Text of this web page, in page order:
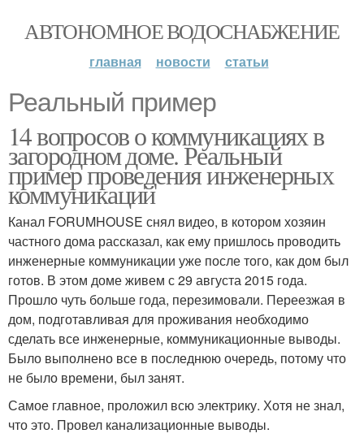
АВТОНОМНОЕ ВОДОСНАБЖЕНИЕ
главная новости статьи
Реальный пример
14 вопросов о коммуникациях в
загородном доме. Реальный
пример проведения инженерных
коммуникаций
Канал FORUMHOUSE снял видео, в котором хозяин
частного дома рассказал, как ему пришлось проводить
инженерные коммуникации уже после того, как дом был
готов. В этом доме живем с 29 августа 2015 года.
Прошло чуть больше года, перезимовали. Переезжая в
дом, подготавливая для проживания необходимо
сделать все инженерные, коммуникационные выводы.
Было выполнено все в последнюю очередь, потому что
не было времени, был занят.
Самое главное, проложил всю электрику. Хотя не знал,
что это. Провел канализационные выводы.